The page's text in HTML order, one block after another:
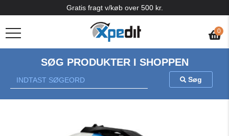
0
Gratis fragt v/køb over 500 kr.
SØG PRODUKTER I SHOPPEN
Søg